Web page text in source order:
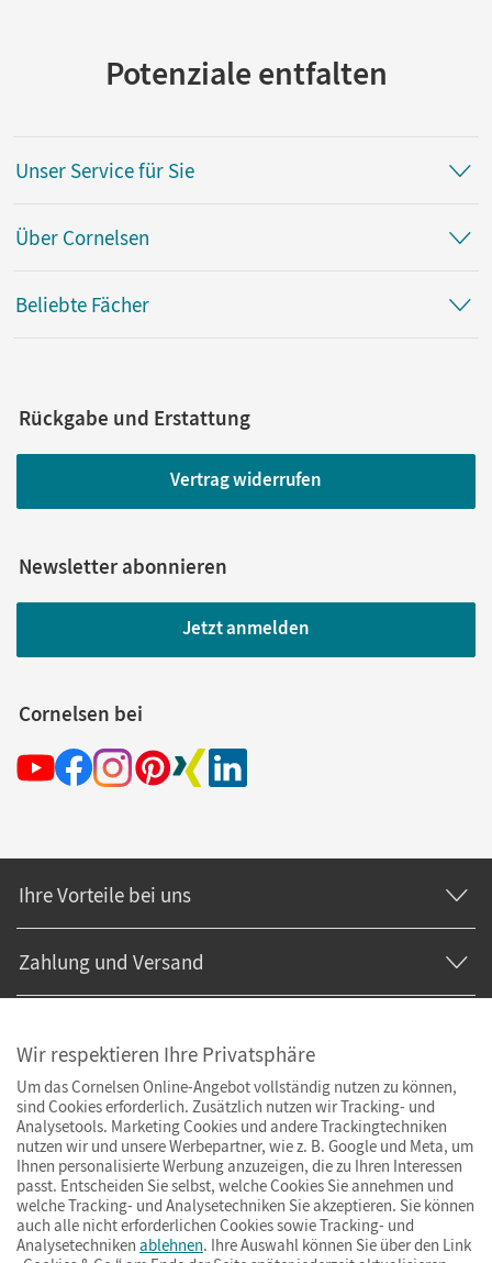
Potenziale entfalten
Unser Service für Sie
Über Cornelsen
Beliebte Fächer
Rückgabe und Erstattung
Vertrag widerrufen
Newsletter abonnieren
Jetzt anmelden
Cornelsen bei
Ihre Vorteile bei uns
Zahlung und Versand
Wir respektieren Ihre Privatsphäre
Um das Cornelsen Online-Angebot vollständig nutzen zu können,
sind Cookies erforderlich. Zusätzlich nutzen wir Tracking- und
Analysetools. Marketing Cookies und andere Trackingtechniken
nutzen wir und unsere Werbepartner, wie z. B. Google und Meta, um
Ihnen personalisierte Werbung anzuzeigen, die zu Ihren Interessen
passt. Entscheiden Sie selbst, welche Cookies Sie annehmen und
welche Tracking- und Analysetechniken Sie akzeptieren. Sie können
auch alle nicht erforderlichen Cookies sowie Tracking- und
Analysetechniken ablehnen. Ihre Auswahl können Sie über den Link